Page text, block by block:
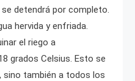
detendrá por completo.
hervida y enfriada.
el riego a
grados Celsius. Esto se
sino también a todos los